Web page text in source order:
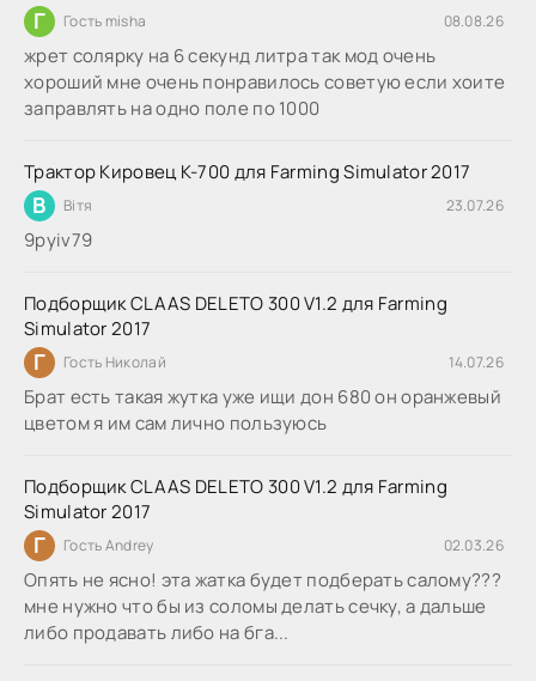
Г Гость misha 08.08.26
жрет солярку на 6 секунд литра так мод очень
хороший мне очень понравилось советую если хоите
заправлять на одно поле по 1000
Трактор Кировец К-700 для Farming Simulator 2017
В Вітя 23.07.26
9руіv79
Подборщик CLAAS DELETO 300 V1.2 для Farming
Simulator 2017
Г Гость Николай 14.07.26
Брат есть такая жутка уже ищи дон 680 он оранжевый
цветом я им сам лично пользуюсь
Подборщик CLAAS DELETO 300 V1.2 для Farming
Simulator 2017
Г Гость Andrey 02.03.26
Опять не ясно! эта жатка будет подберать салому???
мне нужно что бы из соломы делать сечку, а дальше
либо продавать либо на бга...